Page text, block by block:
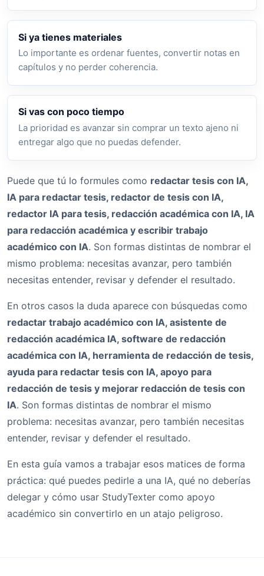
Si ya tienes materiales
Lo importante es ordenar fuentes, convertir notas en
capítulos y no perder coherencia.
Si vas con poco tiempo
La prioridad es avanzar sin comprar un texto ajeno ni
entregar algo que no puedas defender.
Puede que tú lo formules como redactar tesis con IA,
IA para redactar tesis, redactor de tesis con IA,
redactor IA para tesis, redacción académica con IA, IA
para redacción académica y escribir trabajo
académico con IA. Son formas distintas de nombrar el
mismo problema: necesitas avanzar, pero también
necesitas entender, revisar y defender el resultado.
En otros casos la duda aparece con búsquedas como
redactar trabajo académico con IA, asistente de
redacción académica IA, software de redacción
académica con IA, herramienta de redacción de tesis,
ayuda para redactar tesis con IA, apoyo para
redacción de tesis y mejorar redacción de tesis con
IA. Son formas distintas de nombrar el mismo
problema: necesitas avanzar, pero también necesitas
entender, revisar y defender el resultado.
En esta guía vamos a trabajar esos matices de forma
práctica: qué puedes pedirle a una IA, qué no deberías
delegar y cómo usar StudyTexter como apoyo
académico sin convertirlo en un atajo peligroso.